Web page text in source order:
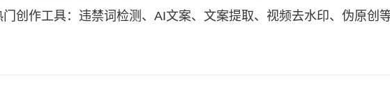
创作工具：违禁词检测、AI文案、文案提取、视频去水印、伪原创